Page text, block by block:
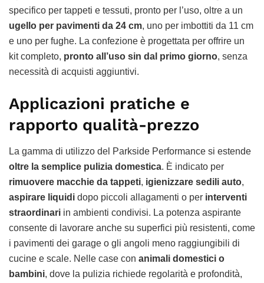
specifico per tappeti e tessuti, pronto per l’uso, oltre a un
ugello per pavimenti da 24 cm, uno per imbottiti da 11 cm
e uno per fughe. La confezione è progettata per offrire un
kit completo, pronto all’uso sin dal primo giorno, senza
necessità di acquisti aggiuntivi.
Applicazioni pratiche e
rapporto qualità-prezzo
La gamma di utilizzo del Parkside Performance si estende
oltre la semplice pulizia domestica. È indicato per
rimuovere macchie da tappeti, igienizzare sedili auto,
aspirare liquidi dopo piccoli allagamenti o per interventi
straordinari in ambienti condivisi. La potenza aspirante
consente di lavorare anche su superfici più resistenti, come
i pavimenti dei garage o gli angoli meno raggiungibili di
cucine e scale. Nelle case con animali domestici o
bambini, dove la pulizia richiede regolarità e profondità,